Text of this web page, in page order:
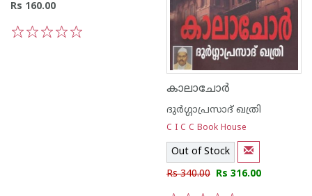
Rs 160.00
കാലാചോര്‍
ദുര്‍ഗ്ഗാപ്രസാദ് ഖത്രി
C I C C Book House
Out of Stock
Rs 340.00 Rs 316.00